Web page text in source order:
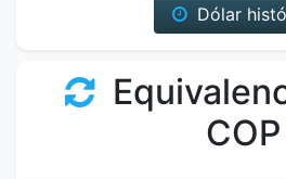
Dólar
COP